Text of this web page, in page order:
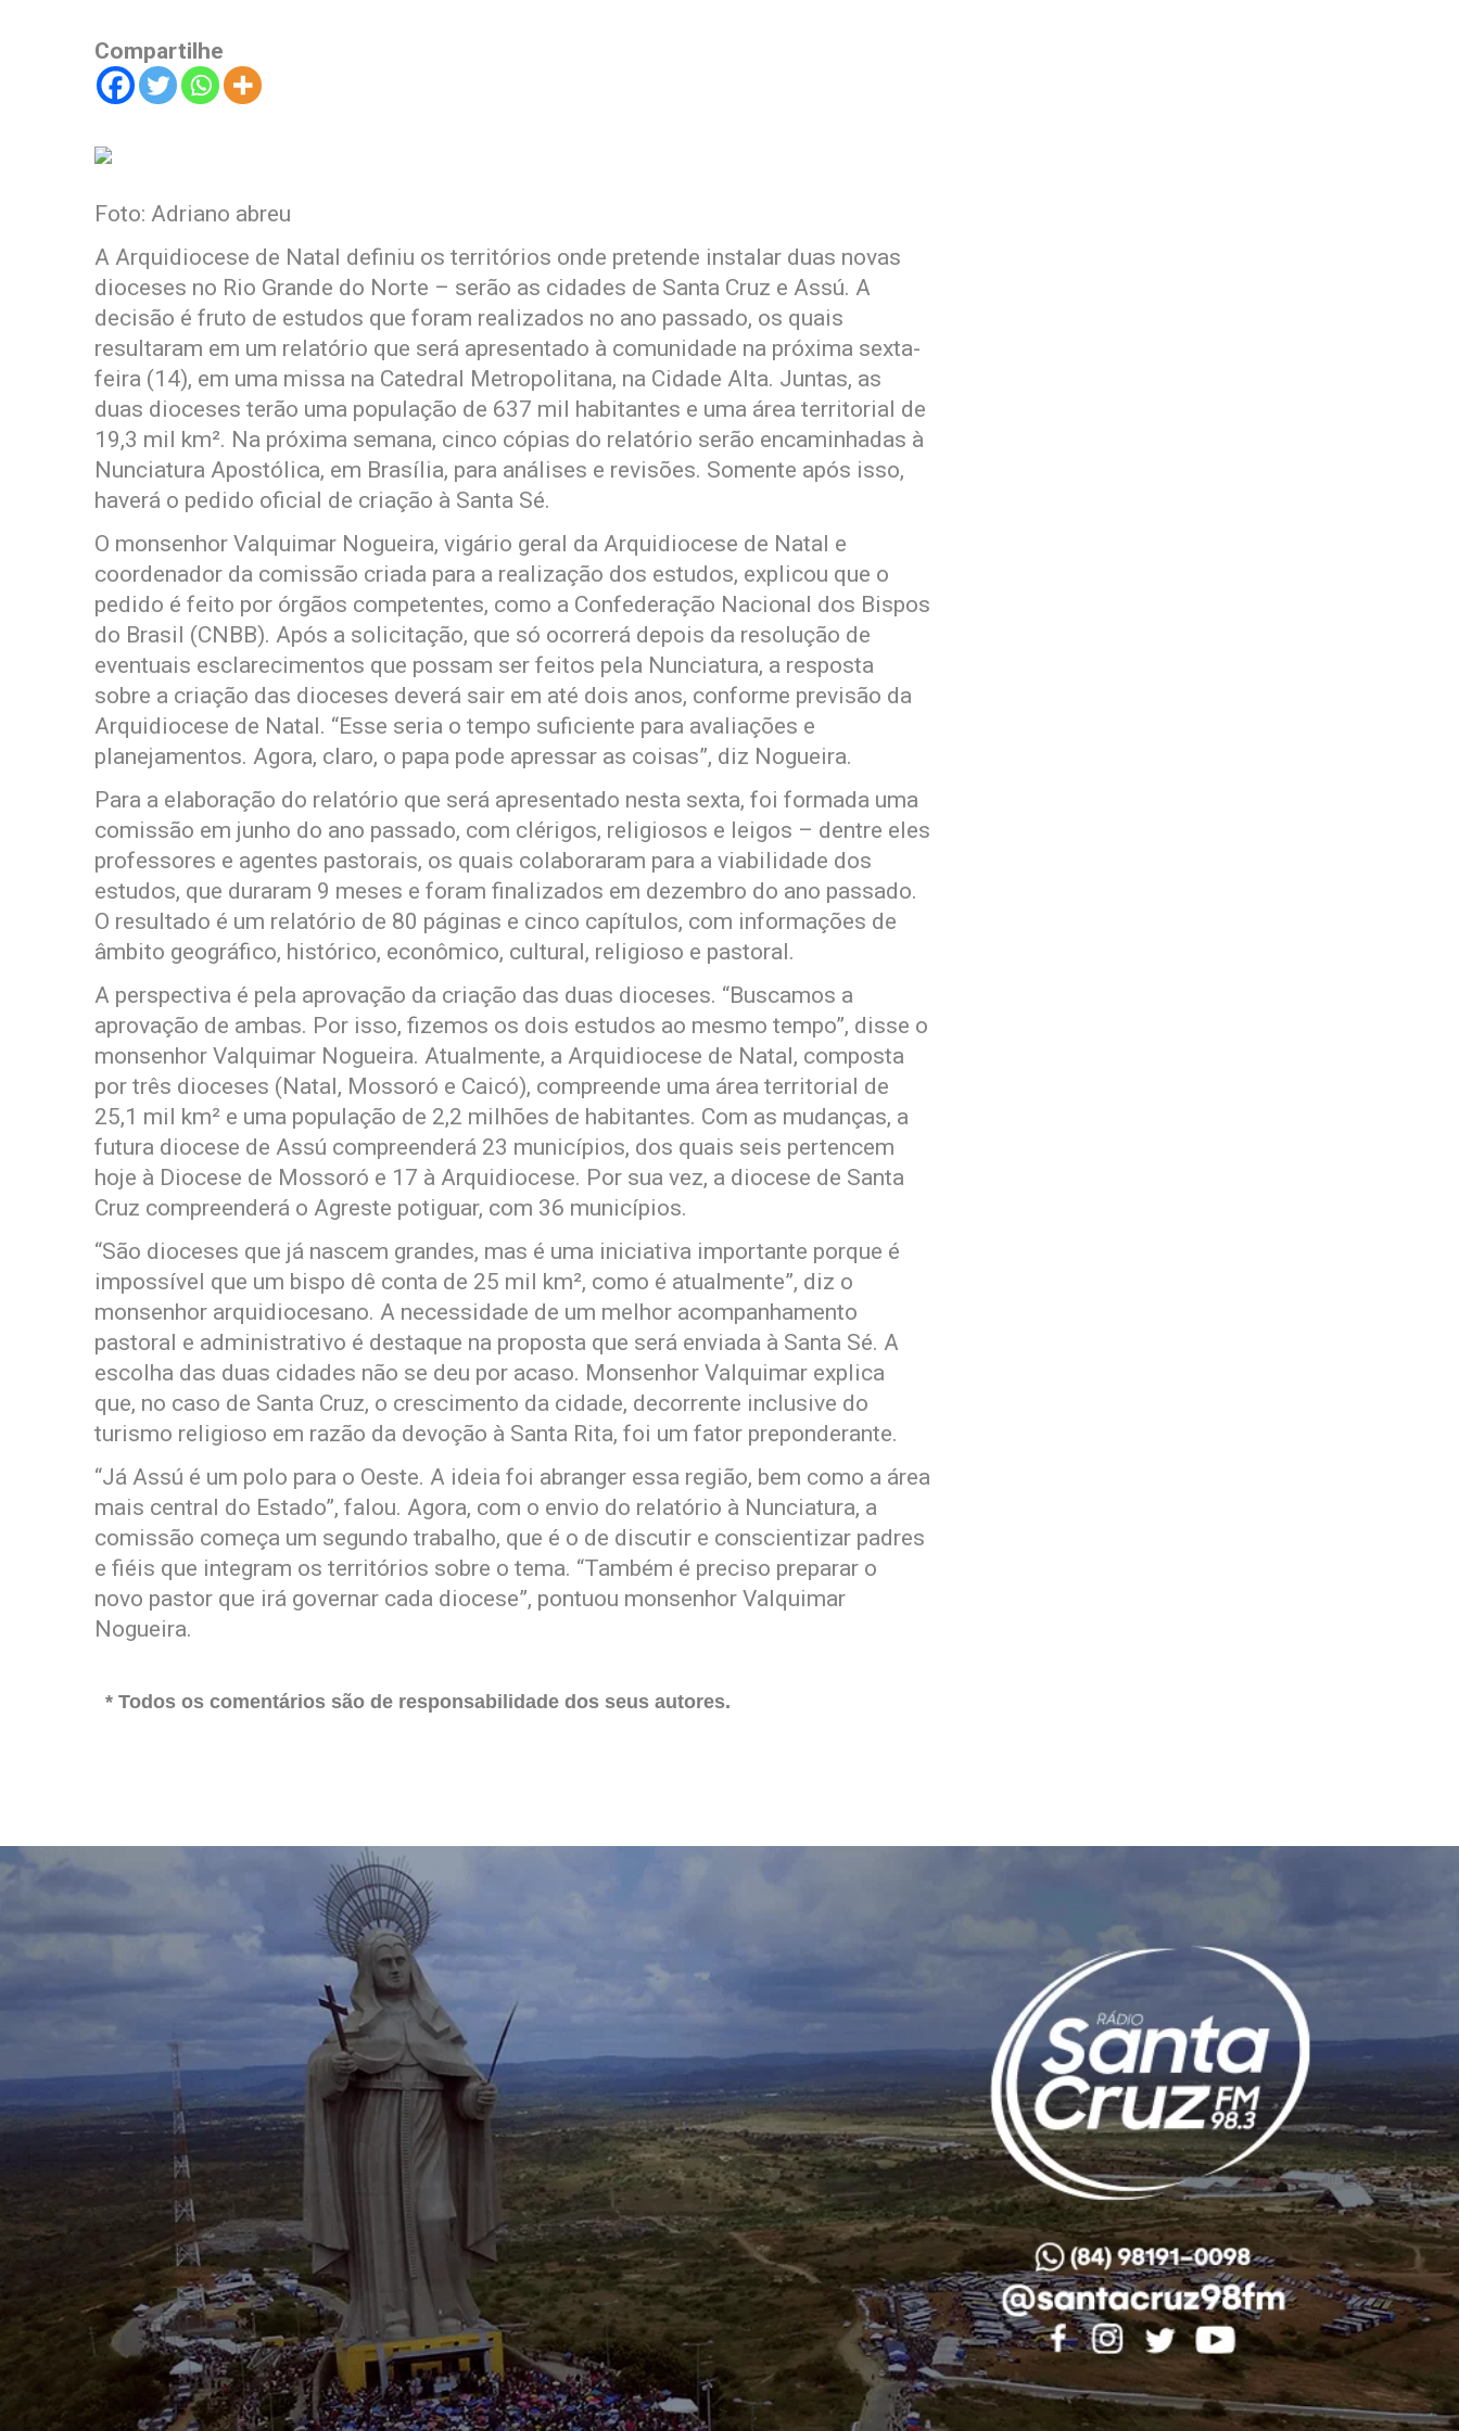
Compartilhe
Foto: Adriano abreu
A Arquidiocese de Natal definiu os territórios onde pretende instalar duas novas
dioceses no Rio Grande do Norte – serão as cidades de Santa Cruz e Assú. A
decisão é fruto de estudos que foram realizados no ano passado, os quais
resultaram em um relatório que será apresentado à comunidade na próxima sexta-
feira (14), em uma missa na Catedral Metropolitana, na Cidade Alta. Juntas, as
duas dioceses terão uma população de 637 mil habitantes e uma área territorial de
19,3 mil km². Na próxima semana, cinco cópias do relatório serão encaminhadas à
Nunciatura Apostólica, em Brasília, para análises e revisões. Somente após isso,
haverá o pedido oficial de criação à Santa Sé.
O monsenhor Valquimar Nogueira, vigário geral da Arquidiocese de Natal e
coordenador da comissão criada para a realização dos estudos, explicou que o
pedido é feito por órgãos competentes, como a Confederação Nacional dos Bispos
do Brasil (CNBB). Após a solicitação, que só ocorrerá depois da resolução de
eventuais esclarecimentos que possam ser feitos pela Nunciatura, a resposta
sobre a criação das dioceses deverá sair em até dois anos, conforme previsão da
Arquidiocese de Natal. “Esse seria o tempo suficiente para avaliações e
planejamentos. Agora, claro, o papa pode apressar as coisas”, diz Nogueira.
Para a elaboração do relatório que será apresentado nesta sexta, foi formada uma
comissão em junho do ano passado, com clérigos, religiosos e leigos – dentre eles
professores e agentes pastorais, os quais colaboraram para a viabilidade dos
estudos, que duraram 9 meses e foram finalizados em dezembro do ano passado.
O resultado é um relatório de 80 páginas e cinco capítulos, com informações de
âmbito geográfico, histórico, econômico, cultural, religioso e pastoral.
A perspectiva é pela aprovação da criação das duas dioceses. “Buscamos a
aprovação de ambas. Por isso, fizemos os dois estudos ao mesmo tempo”, disse o
monsenhor Valquimar Nogueira. Atualmente, a Arquidiocese de Natal, composta
por três dioceses (Natal, Mossoró e Caicó), compreende uma área territorial de
25,1 mil km² e uma população de 2,2 milhões de habitantes. Com as mudanças, a
futura diocese de Assú compreenderá 23 municípios, dos quais seis pertencem
hoje à Diocese de Mossoró e 17 à Arquidiocese. Por sua vez, a diocese de Santa
Cruz compreenderá o Agreste potiguar, com 36 municípios.
“São dioceses que já nascem grandes, mas é uma iniciativa importante porque é
impossível que um bispo dê conta de 25 mil km², como é atualmente”, diz o
monsenhor arquidiocesano. A necessidade de um melhor acompanhamento
pastoral e administrativo é destaque na proposta que será enviada à Santa Sé. A
escolha das duas cidades não se deu por acaso. Monsenhor Valquimar explica
que, no caso de Santa Cruz, o crescimento da cidade, decorrente inclusive do
turismo religioso em razão da devoção à Santa Rita, foi um fator preponderante.
“Já Assú é um polo para o Oeste. A ideia foi abranger essa região, bem como a área
mais central do Estado”, falou. Agora, com o envio do relatório à Nunciatura, a
comissão começa um segundo trabalho, que é o de discutir e conscientizar padres
e fiéis que integram os territórios sobre o tema. “Também é preciso preparar o
novo pastor que irá governar cada diocese”, pontuou monsenhor Valquimar
Nogueira.
* Todos os comentários são de responsabilidade dos seus autores.